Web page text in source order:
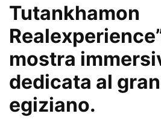
Tutankhamon
mostra
dedicata al
egiziano.